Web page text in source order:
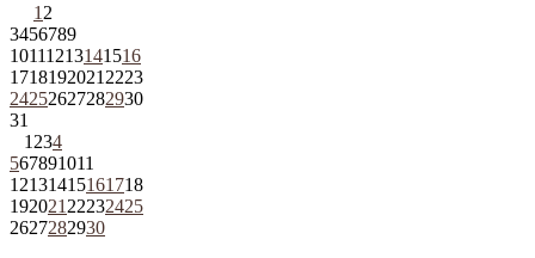
1 2
3456789
10111213141516
1718192021 2223
24252627282930
31
1 234
567891011
12131415161718
192021 22232425
2627282930